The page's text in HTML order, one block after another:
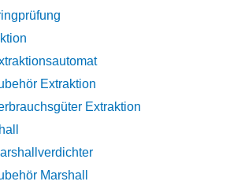
Extraktion
Extraktion
Marshall